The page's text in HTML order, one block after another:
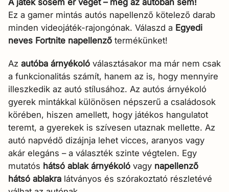
Ez a gamer mintás autós napellenző kötelező darab
minden videojáték-rajongónak. Válaszd a Egyedi
neves Fortnite napellenző termékünket!
Az autóba árnyékoló választásakor ma már nem csak
a funkcionalitás számít, hanem az is, hogy mennyire
illeszkedik az autó stílusához. Az autós árnyékoló
gyerek mintákkal különösen népszerű a családosok
körében, hiszen amellett, hogy játékos hangulatot
teremt, a gyerekek is szívesen utaznak mellette. Az
autó napvédő dizájnja lehet vicces, aranyos vagy
akár elegáns – a választék szinte végtelen. Egy
mutatós hátsó ablak árnyékoló vagy napellenző
hátsó ablakra látványos és szórakoztató részletévé